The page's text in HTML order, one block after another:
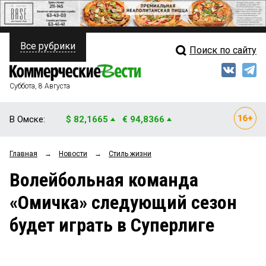
ПОЛИТИКА
ФИНАНСЫ
ОБЩЕСТВО
ЗАКОН
НОВОСТИ КОМПАНИЙ
Свежий выпуск
Рейтинги
Блоги
Архив
Все рубрики Поиск по сайту
Суббота, 8 Августа
В Омске: $ 82,1665 € 94,8366
Главная → Новости → Стиль жизни
Волейбольная команда
«Омичка» следующий сезон
будет играть в Суперлиге